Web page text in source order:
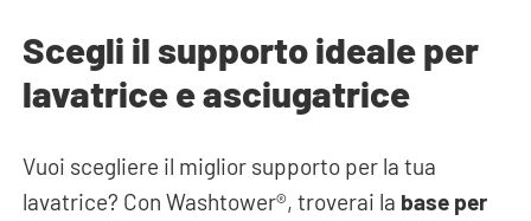
Scegli il supporto ideale per
lavatrice e asciugatrice
Vuoi scegliere il miglior supporto per la tua
lavatrice? Con Washtower®, troverai la base per